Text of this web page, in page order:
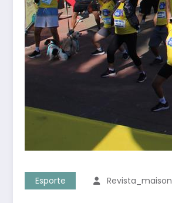
Esporte Revista_maison